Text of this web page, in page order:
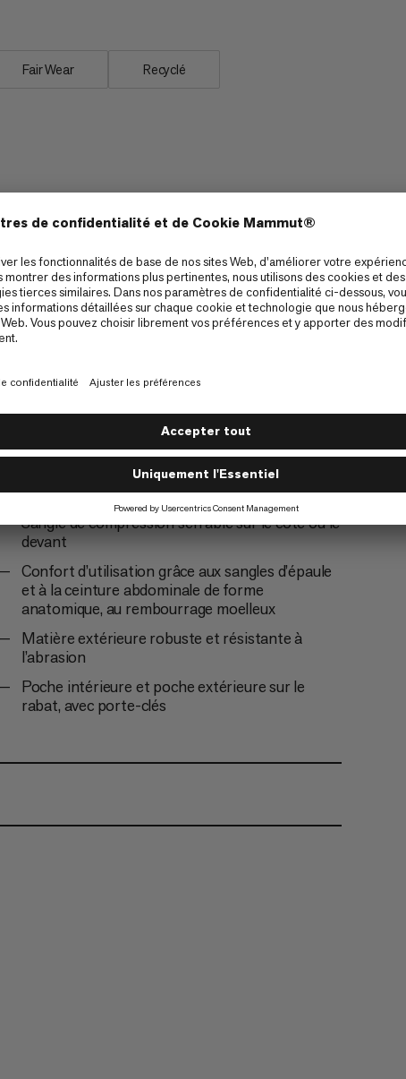
Fair Wear Recyclé
6/6 Ski Touring
Compatible avec système d’hydratation
Fixation pour corde sur le rabat
Sangle de compression serrable sur le côté ou le
devant
Confort d’utilisation grâce aux sangles d’épaule
et à la ceinture abdominale de forme
anatomique, au rembourrage moelleux
Matière extérieure robuste et résistante à
l’abrasion
Poche intérieure et poche extérieure sur le
rabat, avec porte-clés